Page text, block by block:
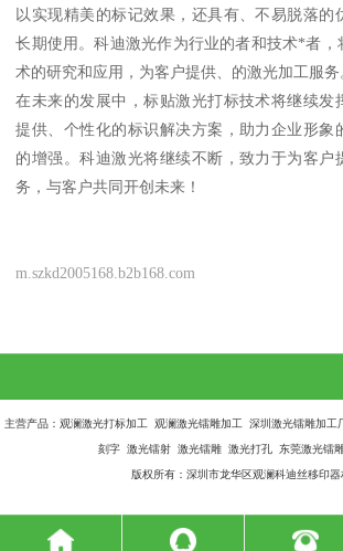
以实现精美的标记效果，还具有、不易脱落的
长期使用。科迪激光作为行业的者和技术*者，
术的研究和应用，为客户提供、的激光加工服务
在未来的发展中，标贴激光打标技术将继续发
提供、个性化的标识解决方案，助力企业形象
的增强。科迪激光将继续不断，致力于为客户
务，与客户共同开创未来！
m.szkd2005168.b2b168.com
主营产品：观澜激光打标加工 观澜激光镭雕加工 深圳激光镭雕加
刻字 激光镭射 激光镭雕 激光打孔 东莞激光镭
版权所有：深圳市龙华区观澜科迪丝移印器